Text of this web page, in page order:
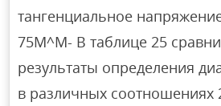
тангенциальное
75M^M- В таблице 25
результаты определения
в различных соотношениях